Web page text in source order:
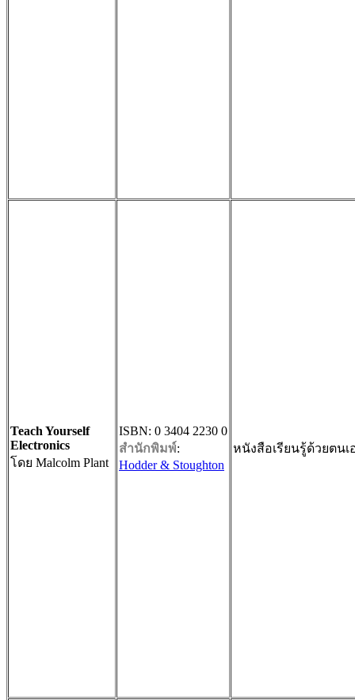
Teach Yourself
Electronics
โดย Malcolm Plant
ISBN: 0 3404 2230 0
สำนักพิมพ์:
Hodder & Stoughton
หนังสือเรียนรู้ด้วยตน